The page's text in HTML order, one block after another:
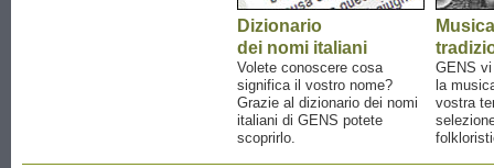
Dizionario
dei nomi italiani
Volete conoscere cosa
significa il vostro nome?
Grazie al dizionario dei nomi
italiani di GENS potete
scoprirlo.
Musica
GENS
la
vostra